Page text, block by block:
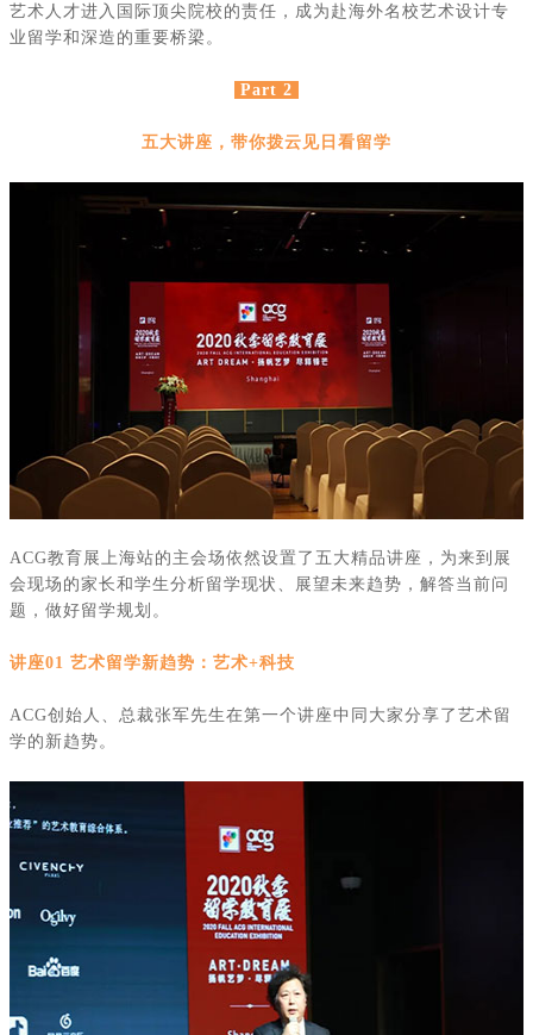
艺术人才进入国际顶尖院校的责任，成为赴海外名校艺术设计专
业留学和深造的重要桥梁。
Part 2
五大讲座，带你拨云见日看留学
ACG教育展上海站的主会场依然设置了五大精品讲座，为来到展
会现场的家长和学生分析留学现状、展望未来趋势，解答当前问
题，做好留学规划。
讲座01 艺术留学新趋势：艺术+科技
ACG创始人、总裁张军先生在第一个讲座中同大家分享了艺术留
学的新趋势。